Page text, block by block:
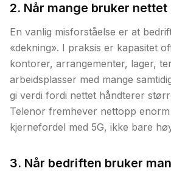
2. Når mange bruker
En vanlig misforståelse er at
«dekning». I praksis er kapasitet
kontorer, arrangementer, lager,
arbeidsplasser med mange
gi verdi fordi nettet håndterer
Telenor fremhever nettopp
kjernefordel med 5G, ikke bare
3. Når bedriften bruker